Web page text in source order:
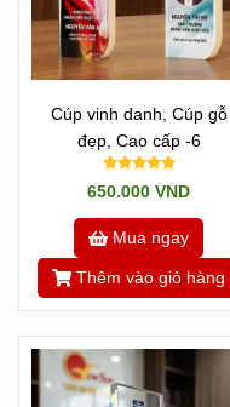
Cúp vinh danh, Cúp gỗ
đẹp, Cao cấp -6
650.000 VND
Mua ngay
Thêm vào giỏ hàng